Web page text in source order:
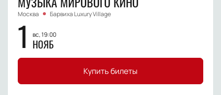
Москва Барвиха Luxury Village
1 вс, 19:00
НОЯБ
Купить билеты